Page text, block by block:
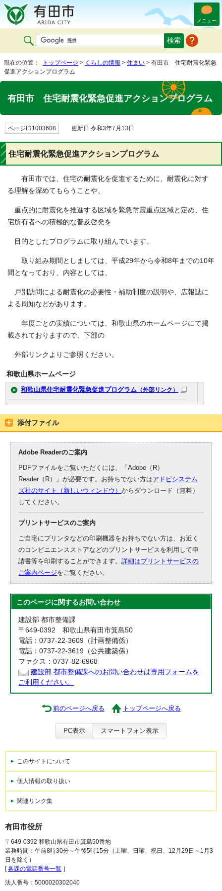
メニュー
現在の位置： トップページ > くらしの情報 > 住まい > 有田市 住宅耐震化緊急
促進アクションプログラム
有田市 住宅耐震化緊急促進アクションプログラム
ページID1003608 更新日 令和3年7月13日
住宅耐震化緊急促進アクションプログラム
有田市では、住宅の耐震化を促進するために、耐震化に対す
る理解を深めてもらうことや、
重点的に耐震化を推進する区域を緊急耐震重点区域と定め、住
宅所有者への積極的な普及啓発を
目的としたプログラムに取り組んでいます。
取り組み期間としましては、平成29年から令和8年までの10年
間となっており、内容としては、
戸別訪問による耐震化の必要性・補助制度の説明や、広報誌に
よる周知などがあります。
年度ごとの実績については、和歌山県のホームページにて掲
載されておりますので、下部の
外部リンクよりご参照ください。
和歌山県ホームページ
和歌山県住宅耐震化緊急促進プログラム （外部リンク）
添付ファイル
Adobe Readerのご案内
PDFファイルをご覧いただくには、「Adobe（R）
Reader（R）」が必要です。お持ちでない方はアドビシステム
ズ社のサイト（新しいウィンドウ）からダウンロード（無料）
してください。
プリントサービスのご案内
ご自宅にプリンタなどの印刷機器をお持ちでない方は、お近く
のコンビニエンスストアなどのプリントサービスを利用して申
請書等を印刷することができます。詳細はプリントサービスの
ご案内ページをご覧ください。
このページに関するお問い合わせ
建設部 都市整備課
〒649-0392 和歌山県有田市箕島50
電話：0737-22-3609（計画整備係）
電話：0737-22-3619（公共建築係）
ファクス：0737-82-6968
建設部 都市整備課へのお問い合わせは専用フォームを
ご利用ください。
前のページへ戻る トップページへ戻る
PC表示 スマートフォン表示
このサイトについて
個人情報の取り扱い
関連リンク集
有田市役所
〒649-0392 和歌山県有田市箕島50番地
業務時間：午前8時30分～午後5時15分（土曜、日曜、祝日、12月29日～1月3
日を除く）
[各課の電話番号一覧 ］
法人番号：5000020302040